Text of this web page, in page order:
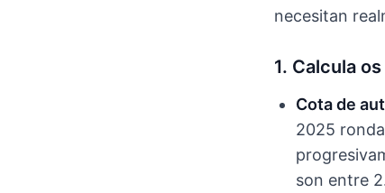
necesitan
1. Calcula
Cota de
2025
son entre